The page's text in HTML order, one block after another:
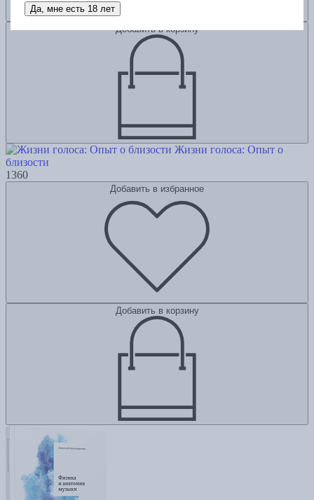
Добавить в корзину
Жизни голоса: Опыт о
близости
1360
Добавить в избранное
Добавить в корзину
Да, мне есть 18 лет